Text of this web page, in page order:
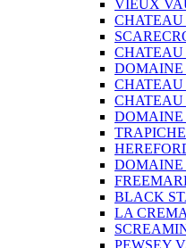
VIEUX
DOMAINE
TRAPICHE
BLACK
LA CREMA
PEWSEY